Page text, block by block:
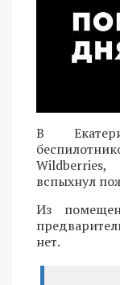
В
вспыхнул
Из
нет.